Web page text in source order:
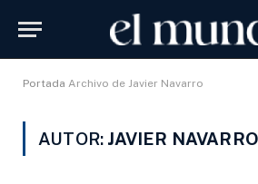
Portada Archivo de Javier Navarro
AUTOR: JAVIER NAVARRO